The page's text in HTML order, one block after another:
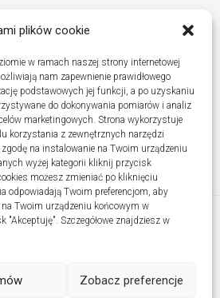
plików cookie
w ramach naszej strony internetowej
nam zapewnienie prawidłowego
podstawowych jej funkcji, a po uzyskaniu
do dokonywania pomiarów i analiz
marketingowych. Strona wykorzystuje
korzystania z zewnętrznych narzędzi
na instalowanie na Twoim urządzeniu
wyżej kategorii kliknij przycisk
możesz zmieniać po kliknięciu
odpowiadają Twoim preferencjom, aby
Twoim urządzeniu końcowym w
Szczegółowe znajdziesz w
Zobacz preferencje